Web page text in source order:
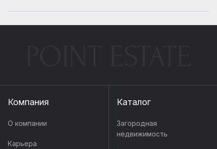
Компания
О компании
Карьера
Каталог
Загородная
недвижимость